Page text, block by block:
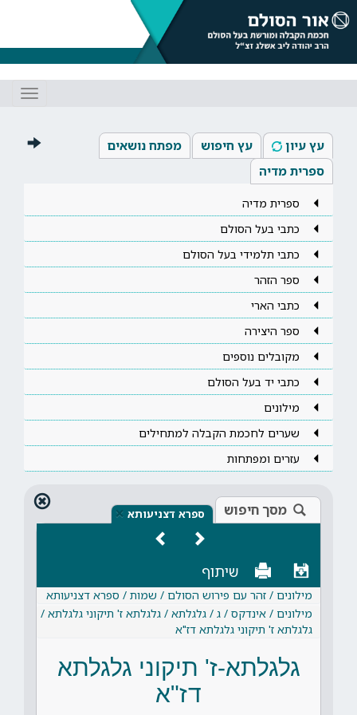
עץ עיון עץ חיפוש
מפתח נושאים
ספרית מדיה
ספרית מדיה
כתבי בעל הסולם
כתבי תלמידי בעל הסולם
ספר הזהר
כתבי הארי
ספר היצירה
מקובלים נוספים
כתבי יד בעל הסולם
מילונים
שערים לחכמת הקבלה למתחילים
עזרים ומפתחות
מסך חיפוש ספרא דצניעותא ×
שיתוף
מילונים / זהר עם פירוש הסולם / שמות / ספרא דצניעותא
מילונים / אינדקס / ג / גלגלתא / גלגלתא ז' תיקוני גלגלתא /
גלגלתא ז' תיקוני גלגלתא דז"א
גלגלתא-ז' תיקוני גלגלתא
דז"א